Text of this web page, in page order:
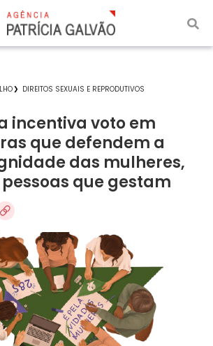
DIREITOS SEXUAIS E REPRODUTIVOS
incentiva voto em
que defendem a
das mulheres,
que gestam